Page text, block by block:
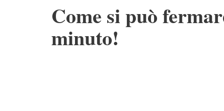
Come si può
minuto!